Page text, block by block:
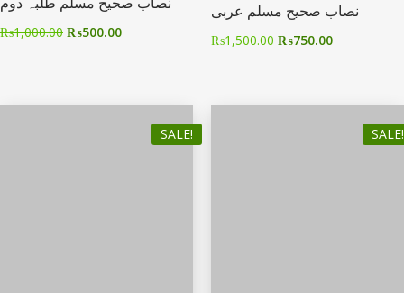
₨1,000.00 ₨500.00
نصاب صحیح مسلم عربی
₨1,500.00 ₨750.00
SALE! SALE!